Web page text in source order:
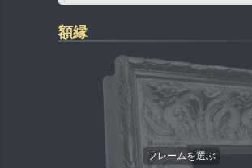
額縁